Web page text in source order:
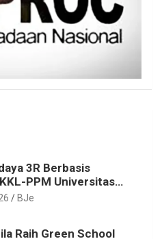
3R Berbasis
PPM Universitas
AI Barcode
BJe
Raih Green School